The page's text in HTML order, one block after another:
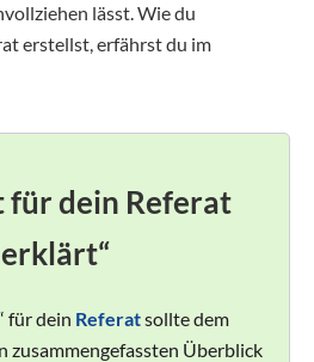
lässt. Wie du
erstellst, erfährst du im
für dein Referat
für dein Referatsollte dem
zusammengefassten Überblick